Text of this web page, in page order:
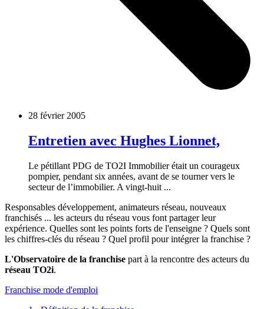
28 février 2005
Entretien avec Hughes Lionnet,
Le pétillant PDG de TO2I Immobilier était un courageux
pompier, pendant six années, avant de se tourner vers le
secteur de l’immobilier. A vingt-huit ...
Responsables développement, animateurs réseau, nouveaux
franchisés ... les acteurs du réseau vous font partager leur
expérience. Quelles sont les points forts de l'enseigne ? Quels sont
les chiffres-clés du réseau ? Quel profil pour intégrer la franchise ?
L'Observatoire de la franchise part à la rencontre des acteurs du
réseau TO2i.
Franchise mode d'emploi